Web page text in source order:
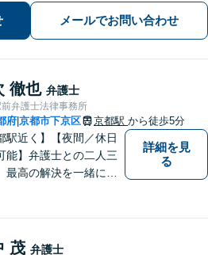
であることを心がけています【弁護士
歴15年以上】【四条烏丸5分】
メールでお問い合わせ
徹也 弁護士
弁護士法律事務所
府 京都市下京区 京都駅 から徒歩5分
駅近く】【夜間／休日
能】弁護士との二人三
最高の解決を一緒に目
す。【地域に根ざした
詳細を見
る
茂 弁護士